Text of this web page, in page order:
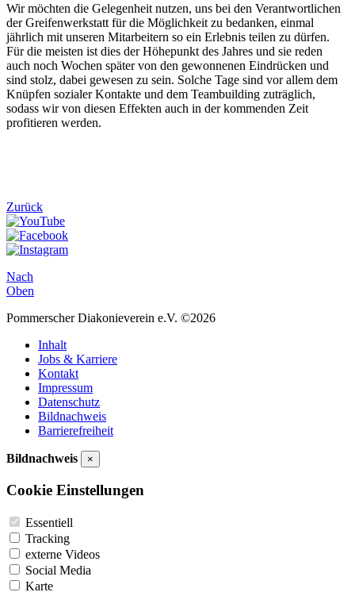
Wir möchten die Gelegenheit nutzen, uns bei den Verantwortlichen
der Greifenwerkstatt für die Möglichkeit zu bedanken, einmal
jährlich mit unseren Mitarbeitern so ein Erlebnis teilen zu dürfen.
Für die meisten ist dies der Höhepunkt des Jahres und sie reden
auch noch Wochen später von den gewonnenen Eindrücken und
sind stolz, dabei gewesen zu sein. Solche Tage sind vor allem dem
Knüpfen sozialer Kontakte und dem Teambuilding zuträglich,
sodass wir von diesen Effekten auch in der kommenden Zeit
profitieren werden.
Zurück
Nach
Oben
Pommerscher Diakonieverein e.V. ©2026
Inhalt
Jobs & Karriere
Kontakt
Impressum
Datenschutz
Bildnachweis
Barrierefreiheit
Bildnachweis ×
Cookie Einstellungen
Essentiell
Tracking
externe Videos
Social Media
Karte